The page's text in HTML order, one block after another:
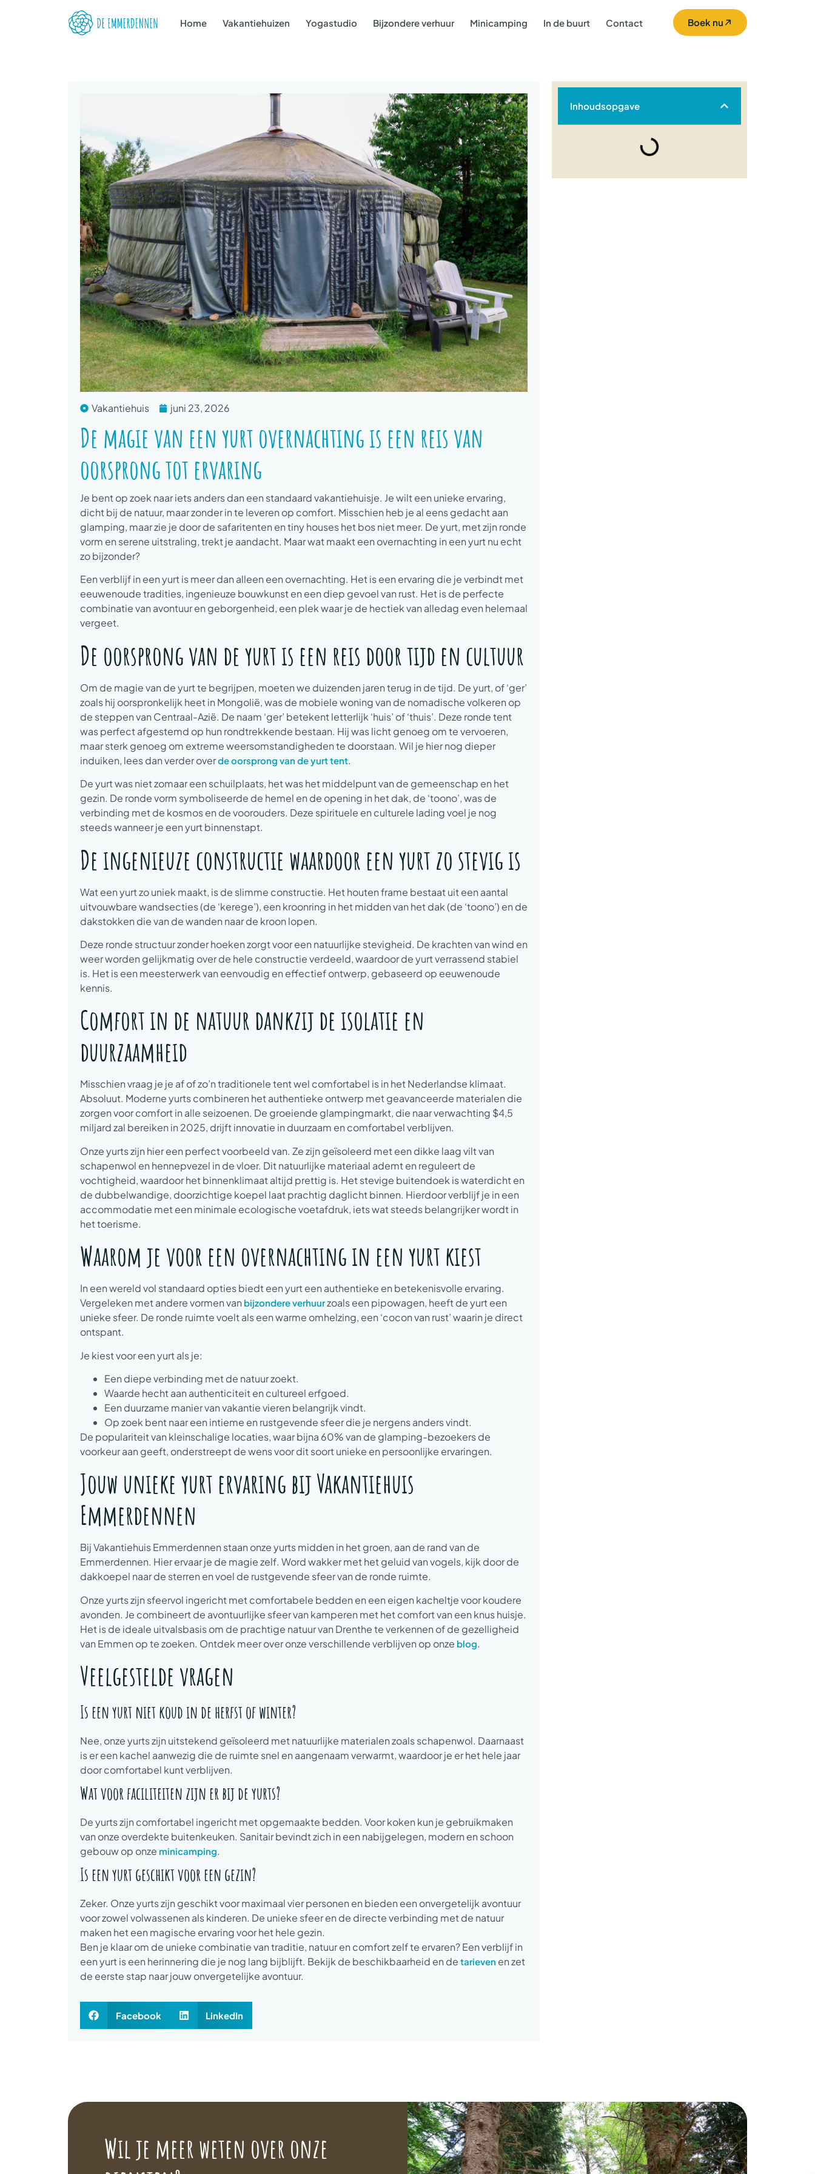
Home Vakantiehuizen Yogastudio Bijzondere verhuur Minicamping In de buurt Contact Boek nu
Vakantiehuis juni 23, 2026
De magie van een yurt overnachting is een reis van
oorsprong tot ervaring
Je bent op zoek naar iets anders dan een standaard vakantiehuisje. Je wilt een unieke ervaring,
dicht bij de natuur, maar zonder in te leveren op comfort. Misschien heb je al eens gedacht aan
glamping, maar zie je door de safaritenten en tiny houses het bos niet meer. De yurt, met zijn ronde
vorm en serene uitstraling, trekt je aandacht. Maar wat maakt een overnachting in een yurt nu echt
zo bijzonder?
Een verblijf in een yurt is meer dan alleen een overnachting. Het is een ervaring die je verbindt met
eeuwenoude tradities, ingenieuze bouwkunst en een diep gevoel van rust. Het is de perfecte
combinatie van avontuur en geborgenheid, een plek waar je de hectiek van alledag even helemaal
vergeet.
De oorsprong van de yurt is een reis door tijd en cultuur
Om de magie van de yurt te begrijpen, moeten we duizenden jaren terug in de tijd. De yurt, of ‘ger’
zoals hij oorspronkelijk heet in Mongolië, was de mobiele woning van de nomadische volkeren op
de steppen van Centraal-Azië. De naam ‘ger’ betekent letterlijk ‘huis’ of ‘thuis’. Deze ronde tent
was perfect afgestemd op hun rondtrekkende bestaan. Hij was licht genoeg om te vervoeren,
maar sterk genoeg om extreme weersomstandigheden te doorstaan. Wil je hier nog dieper
induiken, lees dan verder overde oorsprong van de yurt tent.
De yurt was niet zomaar een schuilplaats, het was het middelpunt van de gemeenschap en het
gezin. De ronde vorm symboliseerde de hemel en de opening in het dak, de ‘toono’, was de
verbinding met de kosmos en de voorouders. Deze spirituele en culturele lading voel je nog
steeds wanneer je een yurt binnenstapt.
De ingenieuze constructie waardoor een yurt zo stevig is
Wat een yurt zo uniek maakt, is de slimme constructie. Het houten frame bestaat uit een aantal
uitvouwbare wandsecties (de ‘kerege’), een kroonring in het midden van het dak (de ‘toono’) en de
dakstokken die van de wanden naar de kroon lopen.
Deze ronde structuur zonder hoeken zorgt voor een natuurlijke stevigheid. De krachten van wind en
weer worden gelijkmatig over de hele constructie verdeeld, waardoor de yurt verrassend stabiel
is. Het is een meesterwerk van eenvoudig en effectief ontwerp, gebaseerd op eeuwenoude
kennis.
Comfort in de natuur dankzij de isolatie en
duurzaamheid
Misschien vraag je je af of zo’n traditionele tent wel comfortabel is in het Nederlandse klimaat.
Absoluut. Moderne yurts combineren het authentieke ontwerp met geavanceerde materialen die
zorgen voor comfort in alle seizoenen. De groeiende glampingmarkt, die naar verwachting $4,5
miljard zal bereiken in 2025, drijft innovatie in duurzaam en comfortabel verblijven.
Onze yurts zijn hier een perfect voorbeeld van. Ze zijn geïsoleerd met een dikke laag vilt van
schapenwol en hennepvezel in de vloer. Dit natuurlijke materiaal ademt en reguleert de
vochtigheid, waardoor het binnenklimaat altijd prettig is. Het stevige buitendoek is waterdicht en
de dubbelwandige, doorzichtige koepel laat prachtig daglicht binnen. Hierdoor verblijf je in een
accommodatie met een minimale ecologische voetafdruk, iets wat steeds belangrijker wordt in
het toerisme.
Waarom je voor een overnachting in een yurt kiest
In een wereld vol standaard opties biedt een yurt een authentieke en betekenisvolle ervaring.
Vergeleken met andere vormen van bijzondere verhuurzoals een pipowagen, heeft de yurt een
unieke sfeer. De ronde ruimte voelt als een warme omhelzing, een ‘cocon van rust’ waarin je direct
ontspant.
Je kiest voor een yurt als je:
Een diepe verbinding met de natuur zoekt.
Waarde hecht aan authenticiteit en cultureel erfgoed.
Een duurzame manier van vakantie vieren belangrijk vindt.
Op zoek bent naar een intieme en rustgevende sfeer die je nergens anders vindt.
De populariteit van kleinschalige locaties, waar bijna 60% van de glamping-bezoekers de
voorkeur aan geeft, onderstreept de wens voor dit soort unieke en persoonlijke ervaringen.
Jouw unieke yurt ervaring bij Vakantiehuis
Emmerdennen
Bij Vakantiehuis Emmerdennen staan onze yurts midden in het groen, aan de rand van de
Emmerdennen. Hier ervaar je de magie zelf. Word wakker met het geluid van vogels, kijk door de
dakkoepel naar de sterren en voel de rustgevende sfeer van de ronde ruimte.
Onze yurts zijn sfeervol ingericht met comfortabele bedden en een eigen kacheltje voor koudere
avonden. Je combineert de avontuurlijke sfeer van kamperen met het comfort van een knus huisje.
Het is de ideale uitvalsbasis om de prachtige natuur van Drenthe te verkennen of de gezelligheid
van Emmen op te zoeken. Ontdek meer over onze verschillende verblijven op onze blog.
Veelgestelde vragen
Is een yurt niet koud in de herfst of winter?
Nee, onze yurts zijn uitstekend geïsoleerd met natuurlijke materialen zoals schapenwol. Daarnaast
is er een kachel aanwezig die de ruimte snel en aangenaam verwarmt, waardoor je er het hele jaar
door comfortabel kunt verblijven.
Wat voor faciliteiten zijn er bij de yurts?
De yurts zijn comfortabel ingericht met opgemaakte bedden. Voor koken kun je gebruikmaken
van onze overdekte buitenkeuken. Sanitair bevindt zich in een nabijgelegen, modern en schoon
gebouw op onze minicamping.
Is een yurt geschikt voor een gezin?
Zeker. Onze yurts zijn geschikt voor maximaal vier personen en bieden een onvergetelijk avontuur
voor zowel volwassenen als kinderen. De unieke sfeer en de directe verbinding met de natuur
maken het een magische ervaring voor het hele gezin.
Ben je klaar om de unieke combinatie van traditie, natuur en comfort zelf te ervaren? Een verblijf in
een yurt is een herinnering die je nog lang bijblijft. Bekijk de beschikbaarheid en de tarieven en zet
de eerste stap naar jouw onvergetelijke avontuur.
Facebook LinkedIn
Inhoudsopgave
Wil je meer weten over onze